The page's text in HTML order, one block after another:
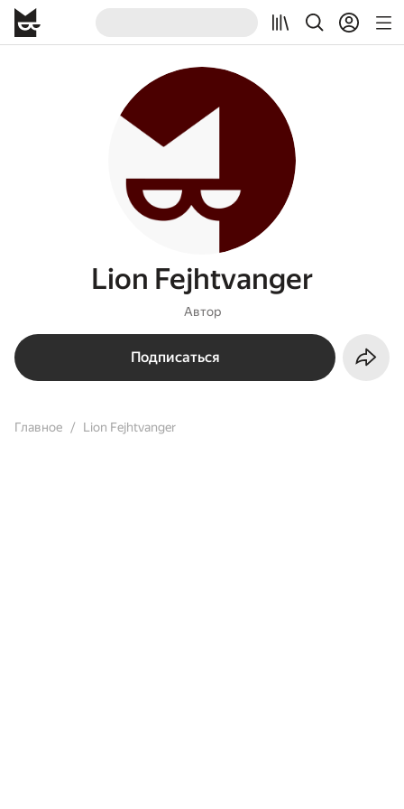
Lion Fejhtvanger
Автор
Подписаться
Главное Lion Fejhtvanger